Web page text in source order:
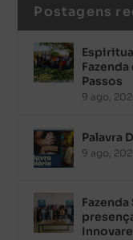
Postagens
Passos
9 ago,
Palavra
9 ago,